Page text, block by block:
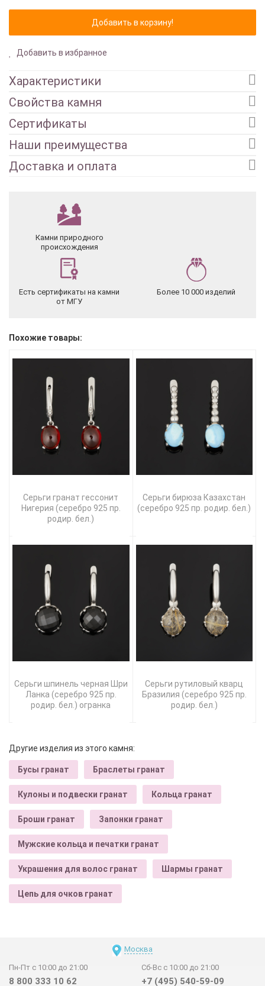
Добавить в избранное
Характеристики
Свойства камня
Сертификаты
Наши преимущества
Доставка и оплата
Камни природного
происхождения
Есть сертификаты на камни
от МГУ
Более 10 000 изделий
Похожие товары:
Серьги гранат гессонит
Нигерия (серебро 925 пр.
родир. бел.)
Серьги бирюза Казахстан
(серебро 925 пр. родир. бел.)
Серьги шпинель черная Шри
Ланка (серебро 925 пр.
родир. бел.) огранка
Серьги рутиловый кварц
Бразилия (серебро 925 пр.
родир. бел.)
Другие изделия из этого камня:
Бусы гранат Браслеты гранат
Кулоны и подвески гранат Кольца гранат
Броши гранат Запонки гранат
Мужские кольца и печатки гранат
Украшения для волос гранат Шармы гранат
Цепь для очков гранат
Москва
Пн-Пт с 10:00 до 21:00
8 800 333 10 62
Сб-Вс с 10:00 до 21:00
+7 (495) 540-59-09